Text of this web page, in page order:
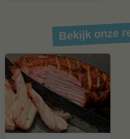
Bekijk onze